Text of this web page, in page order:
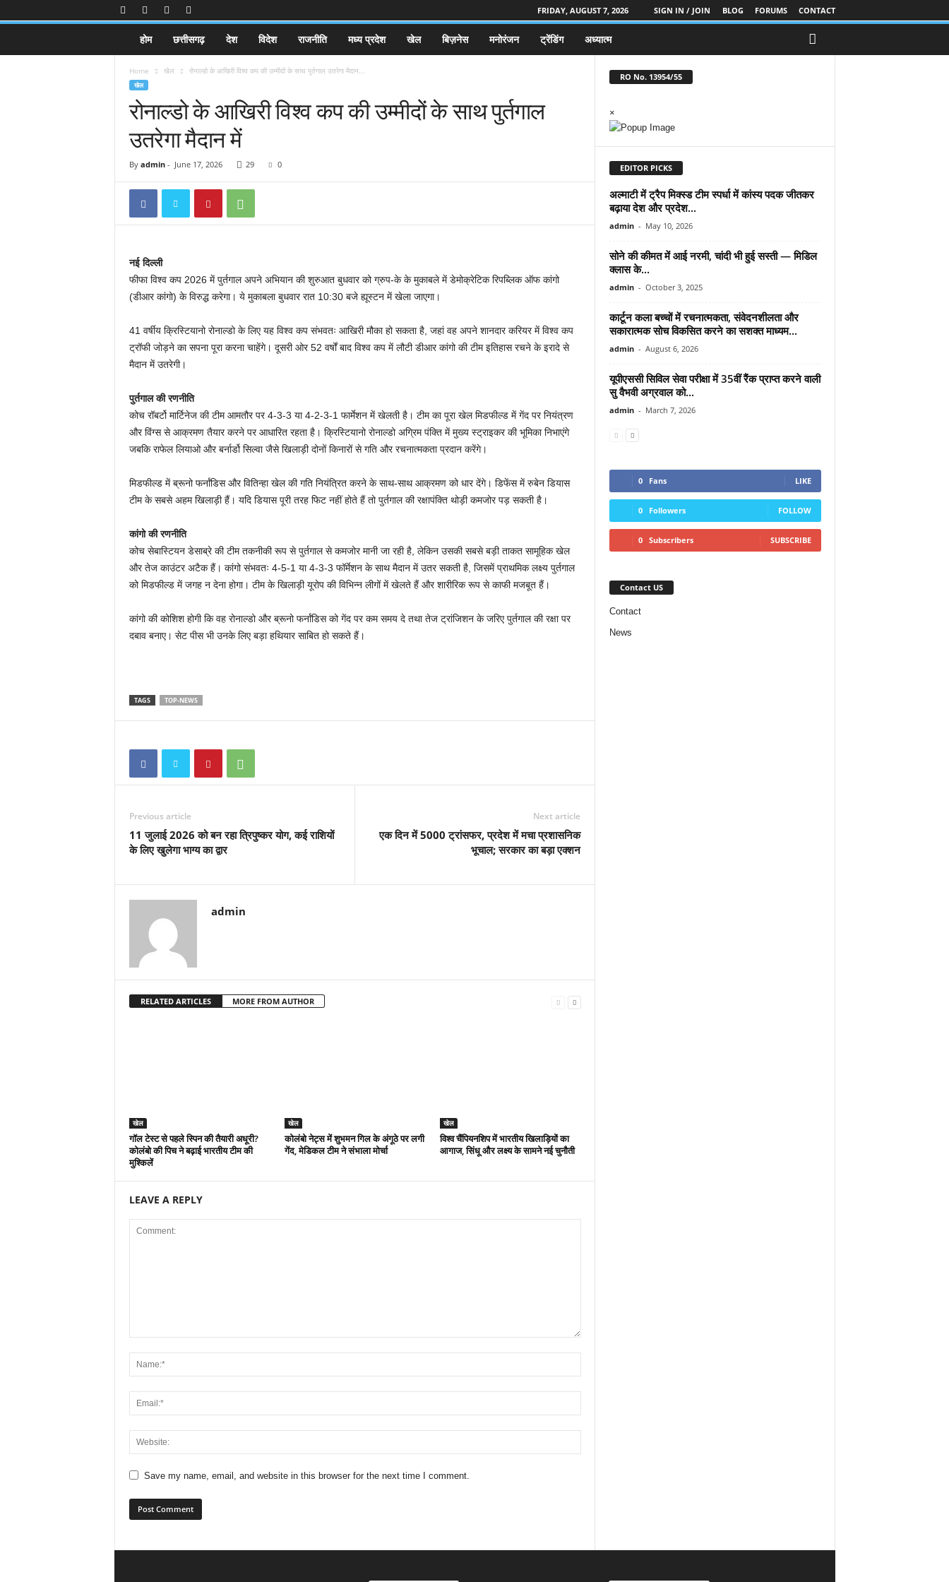
FRIDAY, AUGUST 7, 2026 SIGN IN / JOIN BLOG FORUMS
CONTACT
K
k
होम छत्तीसगढ़ देश विदेश राजनीति मध्य प्रदेश खेल बिज़नेस मनोरंजन ट्रेंडिंग अध्यात्म
Home खेल रोनाल्डो के आखिरी विश्व कप की उम्मीदों के साथ पुर्तगाल उतरेगा मैदान...
खेल
रोनाल्डो के आखिरी विश्व कप की उम्मीदों के साथ पुर्तगाल
उतरेगा मैदान में
By admin- June 17, 2026 29 0
नई दिल्ली
फीफा विश्व कप 2026 में पुर्तगाल अपने अभियान की शुरुआत बुधवार को ग्रुप-के के मुकाबले में डेमोक्रेटिक रिपब्लिक ऑफ कांगो
(डीआर कांगो) के विरुद्ध करेगा। ये मुकाबला बुधवार रात 10:30 बजे ह्यूस्टन में खेला जाएगा।
41 वर्षीय क्रिस्टियानो रोनाल्डो के लिए यह विश्व कप संभवतः आखिरी मौका हो सकता है, जहां वह अपने शानदार करियर में विश्व कप
ट्रॉफी जोड़ने का सपना पूरा करना चाहेंगे। दूसरी ओर 52 वर्षों बाद विश्व कप में लौटी डीआर कांगो की टीम इतिहास रचने के इरादे से
मैदान में उतरेगी।
पुर्तगाल की रणनीति
कोच रॉबर्टो मार्टिनेज की टीम आमतौर पर 4-3-3 या 4-2-3-1 फार्मेशन में खेलती है। टीम का पूरा खेल मिडफील्ड में गेंद पर नियंत्रण
और विंग्स से आक्रमण तैयार करने पर आधारित रहता है। क्रिस्टियानो रोनाल्डो अग्रिम पंक्ति में मुख्य स्ट्राइकर की भूमिका निभाएंगे
जबकि राफेल लियाओ और बर्नार्डो सिल्वा जैसे खिलाड़ी दोनों किनारों से गति और रचनात्मकता प्रदान करेंगे।
मिडफील्ड में ब्रूनो फर्नांडिस और वितिन्हा खेल की गति नियंत्रित करने के साथ-साथ आक्रमण को धार देंगे। डिफेंस में रुबेन डियास
टीम के सबसे अहम खिलाड़ी हैं। यदि डियास पूरी तरह फिट नहीं होते हैं तो पुर्तगाल की रक्षापंक्ति थोड़ी कमजोर पड़ सकती है।
कांगो की रणनीति
कोच सेबास्टियन डेसाब्रे की टीम तकनीकी रूप से पुर्तगाल से कमजोर मानी जा रही है, लेकिन उसकी सबसे बड़ी ताकत सामूहिक खेल
और तेज काउंटर अटैक हैं। कांगो संभवतः 4-5-1 या 4-3-3 फॉर्मेशन के साथ मैदान में उतर सकती है, जिसमें प्राथमिक लक्ष्य पुर्तगाल
को मिडफील्ड में जगह न देना होगा। टीम के खिलाड़ी यूरोप की विभिन्न लीगों में खेलते हैं और शारीरिक रूप से काफी मजबूत हैं।
कांगो की कोशिश होगी कि वह रोनाल्डो और ब्रूनो फर्नांडिस को गेंद पर कम समय दे तथा तेज ट्रांजिशन के जरिए पुर्तगाल की रक्षा पर
दबाव बनाए। सेट पीस भी उनके लिए बड़ा हथियार साबित हो सकते हैं।
TAGS TOP-NEWS
Previous article
11 जुलाई 2026 को बन रहा त्रिपुष्कर योग, कई राशियों
के लिए खुलेगा भाग्य का द्वार
Next article
एक दिन में 5000 ट्रांसफर, प्रदेश में मचा प्रशासनिक
भूचाल; सरकार का बड़ा एक्शन
admin
RELATED ARTICLES MORE FROM AUTHOR
खेल
गॉल टेस्ट से पहले स्पिन की तैयारी अधूरी?
कोलंबो की पिच ने बढ़ाई भारतीय टीम की
मुश्किलें
खेल
कोलंबो नेट्स में शुभमन गिल के अंगूठे पर लगी
गेंद, मेडिकल टीम ने संभाला मोर्चा
खेल
विश्व चैंपियनशिप में भारतीय खिलाड़ियों का
आगाज, सिंधू और लक्ष्य के सामने नई चुनौती
LEAVE A REPLY
Save my name, email, and website in this browser for the next time I comment.
RO No. 13954/55
×
EDITOR PICKS
अल्माटी में ट्रैप मिक्स्ड टीम स्पर्धा में कांस्य पदक जीतकर
बढ़ाया देश और प्रदेश...
admin - May 10, 2026
सोने की कीमत में आई नरमी, चांदी भी हुई सस्ती — मिडिल
क्लास के...
admin - October 3, 2025
कार्टून कला बच्चों में रचनात्मकता, संवेदनशीलता और
सकारात्मक सोच विकसित करने का सशक्त माध्यम...
admin - August 6, 2026
यूपीएससी सिविल सेवा परीक्षा में 35वीं रैंक प्राप्त करने वाली
सु वैभवी अग्रवाल को...
admin - March 7, 2026
0 Fans LIKE
0 Followers FOLLOW
0 Subscribers SUBSCRIBE
Contact US
Contact
News